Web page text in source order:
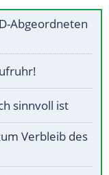
Abgeordneten
sinnvoll ist
Verbleib des